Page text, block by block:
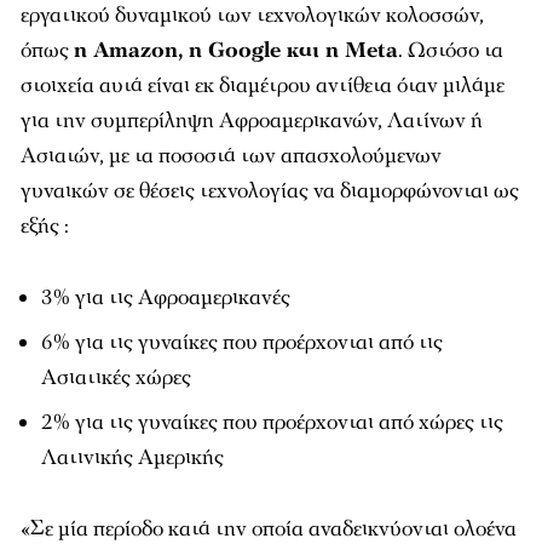
εργατικού δυναμικού των τεχνολογικών κολοσσών,
όπωςη Amazon, η Google και η Meta. Ωστόσο τα
στοιχεία αυτά είναι εκ διαμέτρου αντίθετα όταν μιλάμε
για την συμπερίληψη Αφροαμερικανών, Λατίνων ή
Ασιατών, με τα ποσοστά των απασχολούμενων
γυναικών σε θέσεις τεχνολογίας να διαμορφώνονται ως
εξής :
3% για τις Αφροαμερικανές
6% για τις γυναίκες που προέρχονται από τις
Ασιατικές χώρες
2% για τις γυναίκες που προέρχονται από χώρες τις
Λατινικής Αμερικής
«Σε μία περίοδο κατά την οποία αναδεικνύονται ολοένα